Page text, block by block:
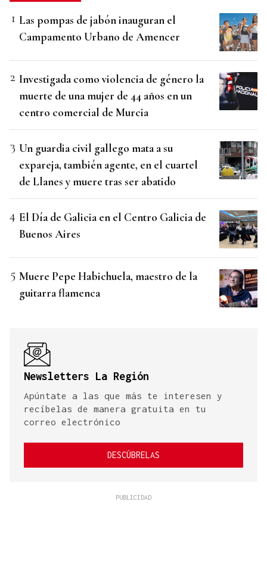
Las pompas de jabón inauguran el
Campamento Urbano de Amencer
Investigada como violencia de género la
muerte de una mujer de 44 años en un
centro comercial de Murcia
Un guardia civil gallego mata a su
expareja, también agente, en el cuartel
de Llanes y muere tras ser abatido
El Día de Galicia en el Centro Galicia de
Buenos Aires
Muere Pepe Habichuela, maestro de la
guitarra flamenca
Newsletters La Región
Apúntate a las que más te interesen y
recíbelas de manera gratuita en tu
correo electrónico
DESCÚBRELAS